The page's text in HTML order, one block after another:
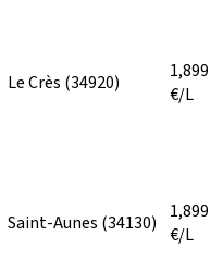
Le Crès (34920)
1,899
€/L
Saint-Aunes (34130)
1,899
€/L